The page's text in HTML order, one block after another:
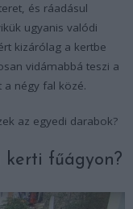
és ráadásul
ugyanis valódi
kizárólag a kertbe
vidámabbá teszi a
a négy fal közé.
az egyedi darabok?
kerti fűágyon?